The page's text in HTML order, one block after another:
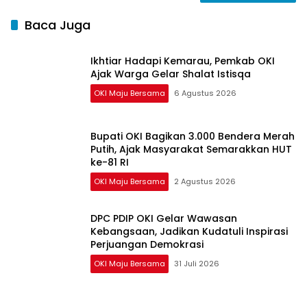
Baca Juga
Ikhtiar Hadapi Kemarau, Pemkab OKI
Ajak Warga Gelar Shalat Istisqa
OKI Maju Bersama 6 Agustus 2026
Bupati OKI Bagikan 3.000 Bendera Merah
Putih, Ajak Masyarakat Semarakkan HUT
ke-81 RI
OKI Maju Bersama 2 Agustus 2026
DPC PDIP OKI Gelar Wawasan
Kebangsaan, Jadikan Kudatuli Inspirasi
Perjuangan Demokrasi
OKI Maju Bersama 31 Juli 2026